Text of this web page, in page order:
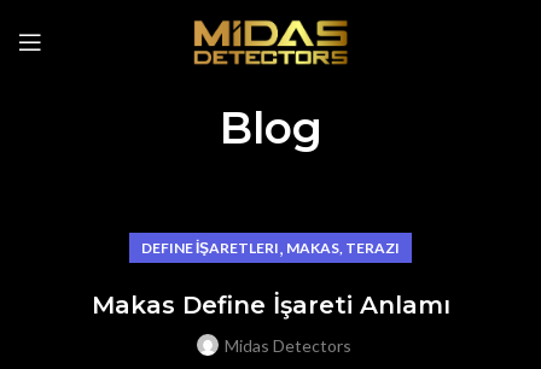
Blog
DEFINE İŞARETLERI, MAKAS, TERAZI
Makas Define İşareti Anlamı
Midas Detectors